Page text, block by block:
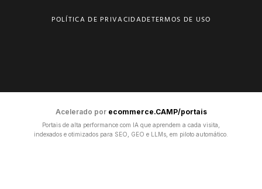
POLÍTICA DE PRIVACIDADETERMOS DE USO
Acelerado por ecommerce.CAMP/portais
Portais de alta performance com IA que aprendem a cada visita,
indexados e otimizados para SEO, GEO e LLMs, em piloto automático.